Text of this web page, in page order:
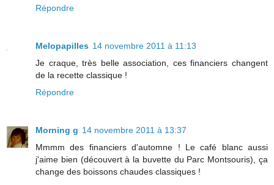
Répondre
Melopapilles 14 novembre 2011 à 11:13
Je craque, très belle association, ces financiers changent
de la recette classique !
Répondre
Morning g 14 novembre 2011 à 13:37
Mmmm des financiers d'automne ! Le café blanc aussi
j'aime bien (découvert à la buvette du Parc Montsouris), ça
change des boissons chaudes classiques !